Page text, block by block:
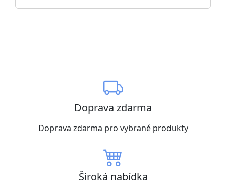
Doprava zdarma
Doprava zdarma pro vybrané produkty
Široká nabídka